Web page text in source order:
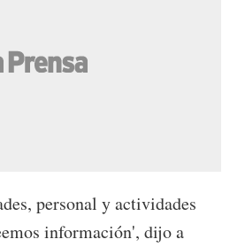
personal y actividades
información', dijo a